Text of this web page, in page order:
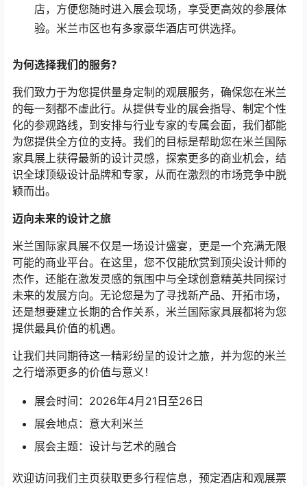
店，方便您随时进入展会现场，享受更高效的参展体
验。米兰市区也有多家豪华酒店可供选择。
为何选择我们的服务？
我们致力于为您提供量身定制的观展服务，确保您在米兰
的每一刻都不虚此行。从提供专业的展会指导、制定个性
化的参观路线，到安排与行业专家的专属会面，我们都能
为您提供全方位的支持。我们的目标是帮助您在米兰国际
家具展上获得最新的设计灵感，探索更多的商业机会，结
识全球顶级设计品牌和专家，从而在激烈的市场竞争中脱
颖而出。
迈向未来的设计之旅
米兰国际家具展不仅是一场设计盛宴，更是一个充满无限
可能的商业平台。在这里，您不仅能欣赏到顶尖设计师的
杰作，还能在激发灵感的氛围中与全球创意精英共同探讨
未来的发展方向。无论您是为了寻找新产品、开拓市场，
还是想要建立长期的合作关系，米兰国际家具展都将为您
提供最具价值的机遇。
让我们共同期待这一精彩纷呈的设计之旅，并为您的米兰
之行增添更多的价值与意义！
展会时间：2026年4月21日至26日
展会地点：意大利米兰
展会主题：设计与艺术的融合
欢迎访问我们主页获取更多行程信息，预定酒店和观展票